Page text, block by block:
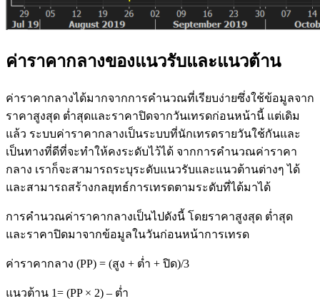
ค่าราคากลางของแนวรับและแนวต้าน
ค่าราคากลางได้มากจากการคำนวณที่เรียบง่ายซึ่งใช้ข้อมูลจาก
ราคาสูงสุด ต่ำสุดและราคาปิดจากวันเทรดก่อนหน้านี้ แต่เดิม
แล้ว ระบบค่าราคากลางเป็นระบบที่นักเทรดรายวันใช้กันและ
เป็นทางที่ดีที่จะทำให้คงระดับไว้ได้ จากการคำนวณค่าราคา
กลาง เราก็จะสามารถระบุระดับแนวรับและแนวต้านต่างๆ ได้
และสามารถสร้างกลยุทธ์การเทรดตามระดับที่ได้มาได้
การคำนวณค่าราคากลางเป็นไปดังนี้ โดยราคาสูงสุด ต่ำสุด
และราคาปิดมาจากข้อมูลในวันก่อนหน้าการเทรด
ค่าราคากลาง (PP) = (สูง + ต่ำ + ปิด)/3
แนวต้าน 1= (PP × 2) – ต่ำ